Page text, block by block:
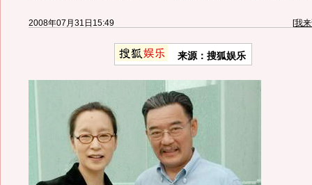
2008年07月31日15:49 [我
来源：搜狐娱乐